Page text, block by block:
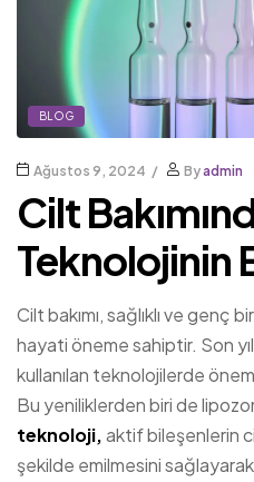
BLOG
Ağustos 9, 2024 Byadmin
Cilt
Teknolojinin
Cilt bakımı, sağlıklı ve genç
hayati öneme sahiptir. Son
kullanılan teknolojilerde
Bu yeniliklerden biri de
teknoloji,aktif bileşenlerin
şekilde emilmesini